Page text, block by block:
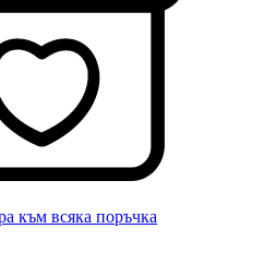
към всяка поръчка